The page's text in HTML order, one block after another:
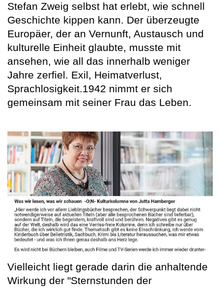
Stefan Zweig selbst hat erlebt, wie schnell
Geschichte kippen kann. Der überzeugte
Europäer, der an Vernunft, Austausch und
kulturelle Einheit glaubte, musste mit
ansehen, wie all das innerhalb weniger
Jahre zerfiel. Exil, Heimatverlust,
Sprachlosigkeit.1942 nimmt er sich
gemeinsam mit seiner Frau das Leben.
Vielleicht liegt gerade darin die anhaltende
Wirkung der "Sternstunden der